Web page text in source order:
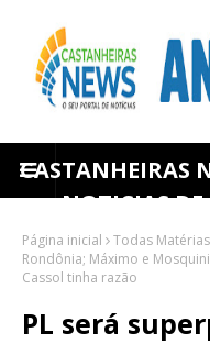
CASTANHEIRAS
NOTICIAS
Página inicial Todas Matérias
Rondônia; Máximo e
Cassol tinha razão
PL será